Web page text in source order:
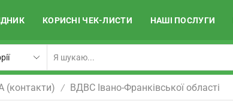
КОРИСНІ ЧЕК-ЛИСТИ НАШІ ПОСЛУГИ
/ ВДВС Івано-Франківської області